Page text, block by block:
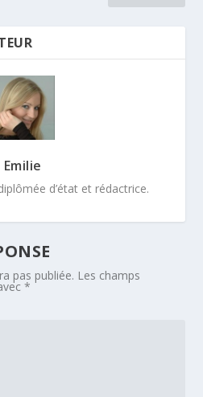
Emilie
d’état et rédactrice.
pas publiée. Les champs
*